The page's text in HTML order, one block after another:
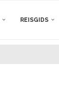
REISGIDS